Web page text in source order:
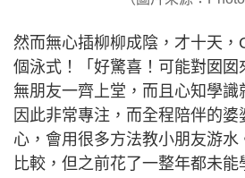
然而無心插柳柳成陰，才十天，
個泳式！「好驚喜！可能對囡囡
無朋友一齊上堂，而且心知學識
因此非常專注，而全程陪伴的婆
心，會用很多方法教小朋友游水
比較，但之前花了一整年都未